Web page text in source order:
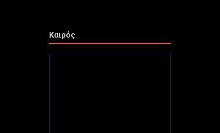
Καιρός